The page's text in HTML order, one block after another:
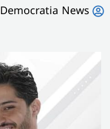
Democratia News